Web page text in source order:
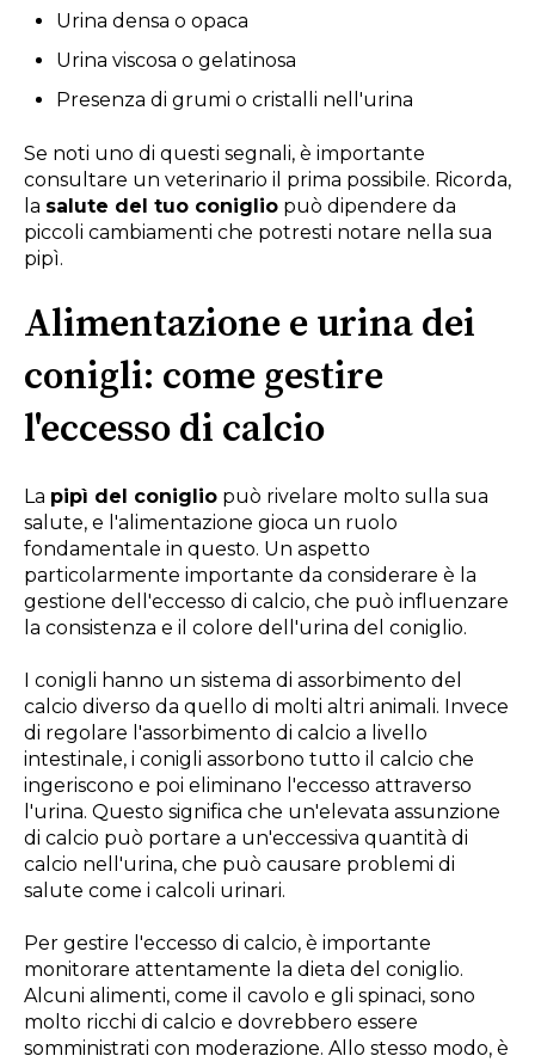
Urina densa o opaca
Urina viscosa o gelatinosa
Presenza di grumi o cristalli nell'urina
Se noti uno di questi segnali, è importante
consultare un veterinario il prima possibile. Ricorda,
la salute del tuo coniglio può dipendere da
piccoli cambiamenti che potresti notare nella sua
pipì.
Alimentazione e urina dei
conigli: come gestire
l'eccesso di calcio
La pipì del coniglio può rivelare molto sulla sua
salute, e l'alimentazione gioca un ruolo
fondamentale in questo. Un aspetto
particolarmente importante da considerare è la
gestione dell'eccesso di calcio, che può influenzare
la consistenza e il colore dell'urina del coniglio.
I conigli hanno un sistema di assorbimento del
calcio diverso da quello di molti altri animali. Invece
di regolare l'assorbimento di calcio a livello
intestinale, i conigli assorbono tutto il calcio che
ingeriscono e poi eliminano l'eccesso attraverso
l'urina. Questo significa che un'elevata assunzione
di calcio può portare a un'eccessiva quantità di
calcio nell'urina, che può causare problemi di
salute come i calcoli urinari.
Per gestire l'eccesso di calcio, è importante
monitorare attentamente la dieta del coniglio.
Alcuni alimenti, come il cavolo e gli spinaci, sono
molto ricchi di calcio e dovrebbero essere
somministrati con moderazione. Allo stesso modo, è